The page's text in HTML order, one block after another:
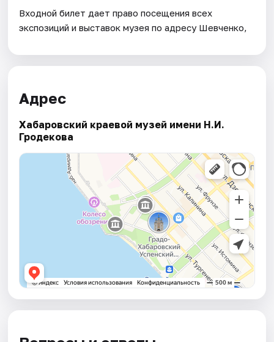
Входной билет дает право посещения всех
экспозиций и выставок музея по адресу Шевченко,
Адрес
Хабаровский краевой музей имени Н.И.
Гродекова